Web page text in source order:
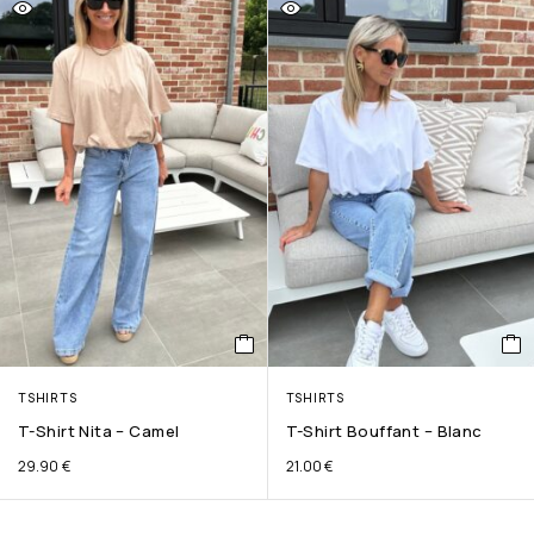
TSHIRTS
T-Shirt Nita – Camel
29.90 €
TSHIRTS
T-Shirt Bouffant – Blanc
21.00€